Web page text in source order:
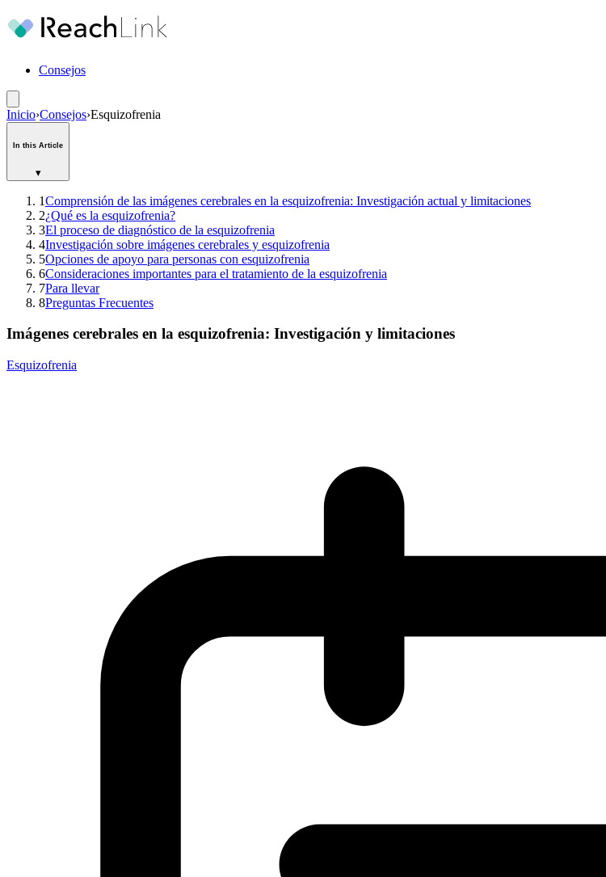
Consejos
Inicio›Consejos›Esquizofrenia
In this Article
▾
1Comprensión de las imágenes cerebrales en la esquizofrenia: Investigación actual y limitaciones
2¿Qué es la esquizofrenia?
3El proceso de diagnóstico de la esquizofrenia
4Investigación sobre imágenes cerebrales y esquizofrenia
5Opciones de apoyo para personas con esquizofrenia
6Consideraciones importantes para el tratamiento de la esquizofrenia
7Para llevar
8Preguntas Frecuentes
Imágenes cerebrales en la esquizofrenia: Investigación y limitaciones
Esquizofrenia